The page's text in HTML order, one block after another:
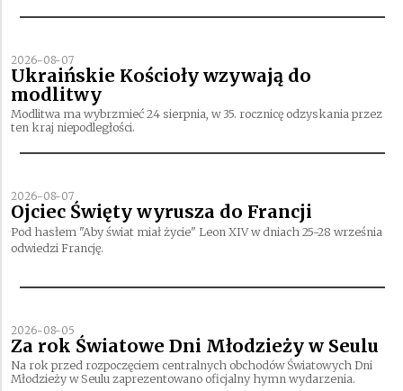
2026-08-07
Ukraińskie Kościoły wzywają do
modlitwy
Modlitwa ma wybrzmieć 24 sierpnia, w 35. rocznicę odzyskania przez
ten kraj niepodległości.
2026-08-07
Ojciec Święty wyrusza do Francji
Pod hasłem "Aby świat miał życie" Leon XIV w dniach 25-28 września
odwiedzi Francję.
2026-08-05
Za rok Światowe Dni Młodzieży w Seulu
Na rok przed rozpoczęciem centralnych obchodów Światowych Dni
Młodzieży w Seulu zaprezentowano oficjalny hymn wydarzenia.